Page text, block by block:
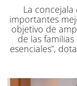
La concejala
importantes
objetivo de
de las
esenciales”,